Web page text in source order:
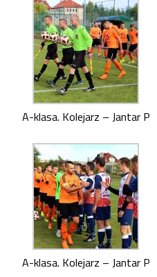
A-klasa. Kolejarz – Jantar P
A-klasa. Kolejarz – Jantar P